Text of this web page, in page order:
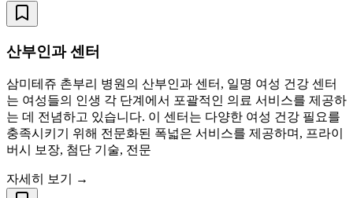
산부인과 센터
삼미테쥬 촌부리 병원의 산부인과 센터, 일명 여성 건강 센터
는 여성들의 인생 각 단계에서 포괄적인 의료 서비스를 제공하
는 데 전념하고 있습니다. 이 센터는 다양한 여성 건강 필요를
충족시키기 위해 전문화된 폭넓은 서비스를 제공하며, 프라이
버시 보장, 첨단 기술, 전문
자세히 보기 →